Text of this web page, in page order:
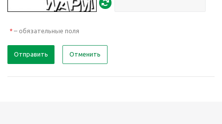
* – обязательные поля
Отправить Отменить